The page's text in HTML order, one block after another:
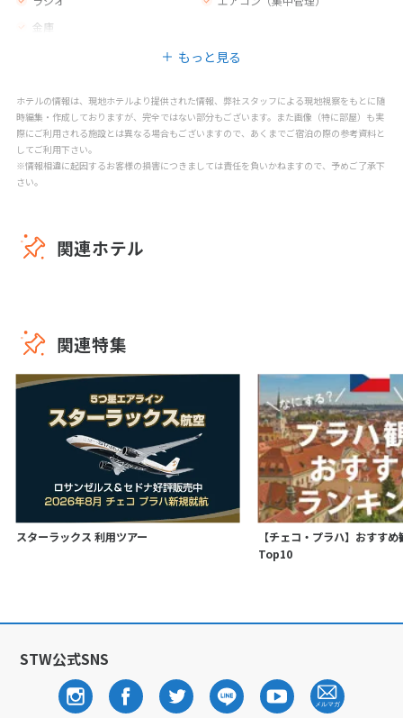
金庫
もっと見る
ホテルの情報は、現地ホテルより提供された情報、弊社スタッフによる現地視察をもとに随
時編集・作成しておりますが、完全ではない部分もございます。また画像（特に部屋）も実
際にご利用される施設とは異なる場合もございますので、あくまでご宿泊の際の参考資料と
してご利用下さい。
※情報相違に起因するお客様の損害につきましては責任を負いかねますので、予めご了承下
さい。
関連ホテル
関連特集
スターラックス 利用ツアー
【チェコ・プラハ】おすす
Top10
STW公式SNS